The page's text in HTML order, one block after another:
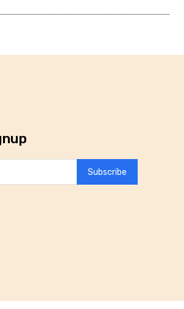
Subscribe